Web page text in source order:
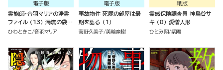
電子版
霊能師・音羽マリアの浄霊
ファイル （13） 濁流の袋小
路
ひわときこ 音羽マリア
電子版
事故物件 死屍の部屋は最
期を語る （1）
菅野久美子 美輪奈樹
紙版
霊感保険調査員 神鳥谷サ
キ （8） 愛憎人形
ひとみ翔 紫陽